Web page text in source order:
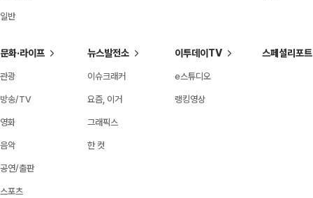
일반
문화·라이프
관광
방송/TV
영화
음악
공연/출판
스포츠
뉴스발전소
이슈크래커
요즘, 이거
그래픽스
한 컷
이투데이TV
e스튜디오
랭킹영상
스페셜리포트